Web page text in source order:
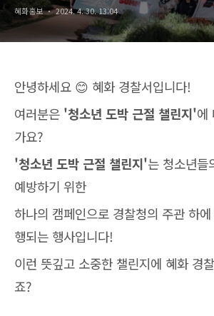
혜화홍보 2024. 4. 30. 13:04
안녕하세요 😊 혜화 경찰서입니다!
여러분은 '청소년 도박 근절 챌린지'에
가요?
'청소년 도박 근절 챌린지'는 청소년들
예방하기 위한
하나의 캠페인으로 경찰청의 주관 하
행되는 행사입니다!
이런 뜻깊고 소중한 챌린지에 혜화 경
죠?